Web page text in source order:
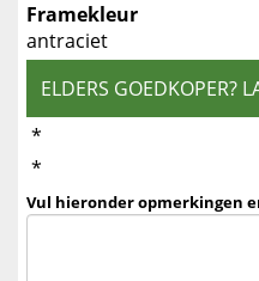
Framekleur
antraciet
ELDERS GOEDKOPER?
*
*
Vul hieronder opmerkingen